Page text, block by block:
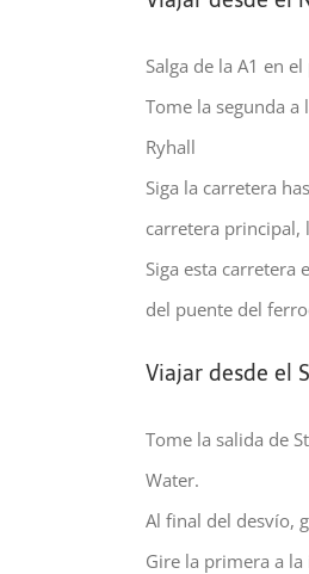
Salga de la A1 en
Tome la segunda a
Ryhall
Siga la carretera
carretera principal,
Siga esta carretera
del puente del
Viajar desde el
Tome la salida de
Water.
Al final del desvío,
Gire la primera a la